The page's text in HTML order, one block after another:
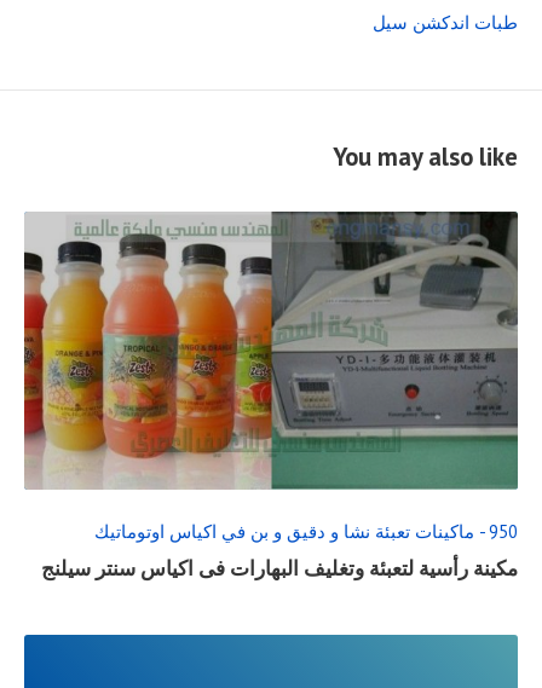
طبات اندكشن سيل
You may also like
READ
FULL
POST
950 - ماكينات تعبئة نشا و دقيق و بن في اكياس اوتوماتيك
مكينة رأسية لتعبئة وتغليف البهارات فى اكياس سنتر سيلنج